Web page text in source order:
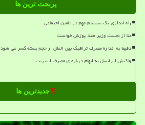
پربحث ترین ها
راه اندازی یک سیستم مهم در تامین اجتماعی
متا از نخست وزیر هند پوزش خواست
دقیقا به اندازه مصرف ترافیک بین الملل از حجم بسته کسر می شود
واکنش ایرانسل به ابهام درباره ی مصرف اینترنت
جدیدترین ها